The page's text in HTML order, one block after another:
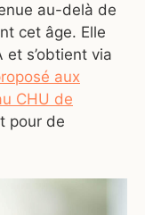
au-delà de
cet âge. Elle
et s’obtient via
aux
CHU de
pour de